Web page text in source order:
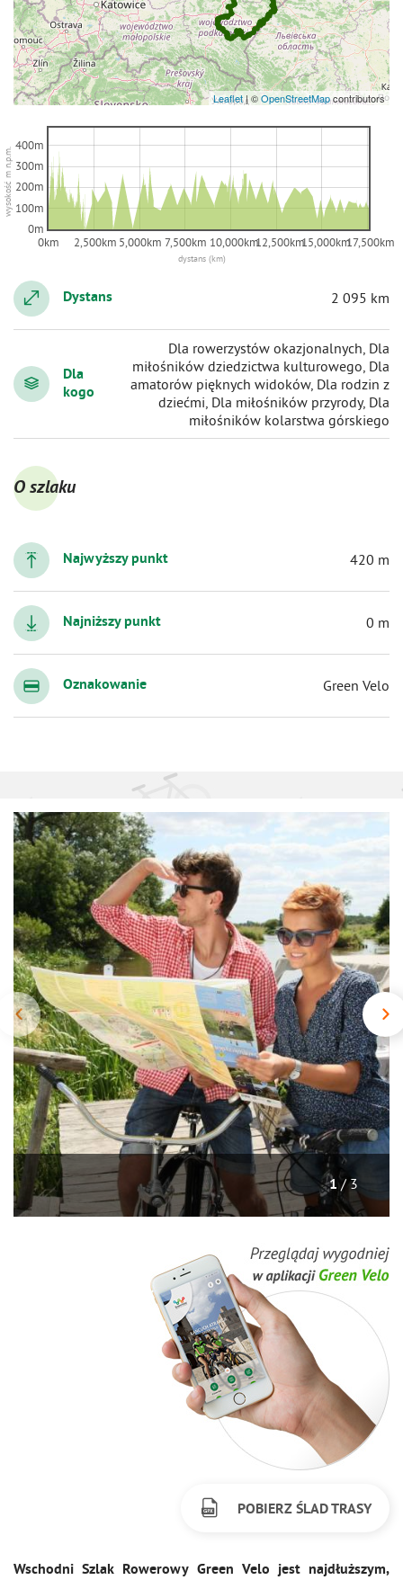
Leaflet|©OpenStreetMapcontributors
dystans (km)
wysokość m n.p.m.
0km 2,500km 5,000km 7,500km 10,000km12,500km15,000km17,500km
0m
100m
200m
300m
400m
Dystans 2 095 km
Dla
kogo
Dla rowerzystów okazjonalnych, Dla
miłośników dziedzictwa kulturowego, Dla
amatorów pięknych widoków, Dla rodzin z
dziećmi, Dla miłośników przyrody, Dla
miłośników kolarstwa górskiego
O szlaku
Najwyższy punkt 420 m
Najniższy punkt 0 m
Oznakowanie Green Velo
1/ 3
POBIERZ ŚLAD TRASY
Wschodni Szlak Rowerowy Green Velo jest najdłuższym,